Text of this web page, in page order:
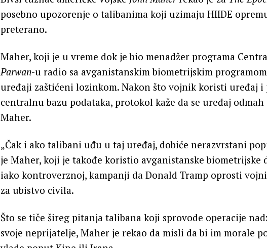
posebno upozorenje o talibanima koji uzimaju HIIDE
preterano.
Maher, koji je u vreme dok je bio menadžer programa
Parwan-u radio sa avganistanskim biometrijskim
uređaji zaštićeni lozinkom. Nakon što vojnik koristi uređaj i
centralnu bazu podataka, protokol kaže da se uređaj odmah
Maher.
„Čak i ako talibani uđu u taj uređaj, dobiće nerazvrstani
je Maher, koji je takođe koristio avganistanske biometrijske
iako kontroverznoj, kampanji da Donald Tramp oprosti
za ubistvo civila.
Što se tiče šireg pitanja talibana koji sprovode operacije
svoje neprijatelje, Maher je rekao da misli da bi im morale